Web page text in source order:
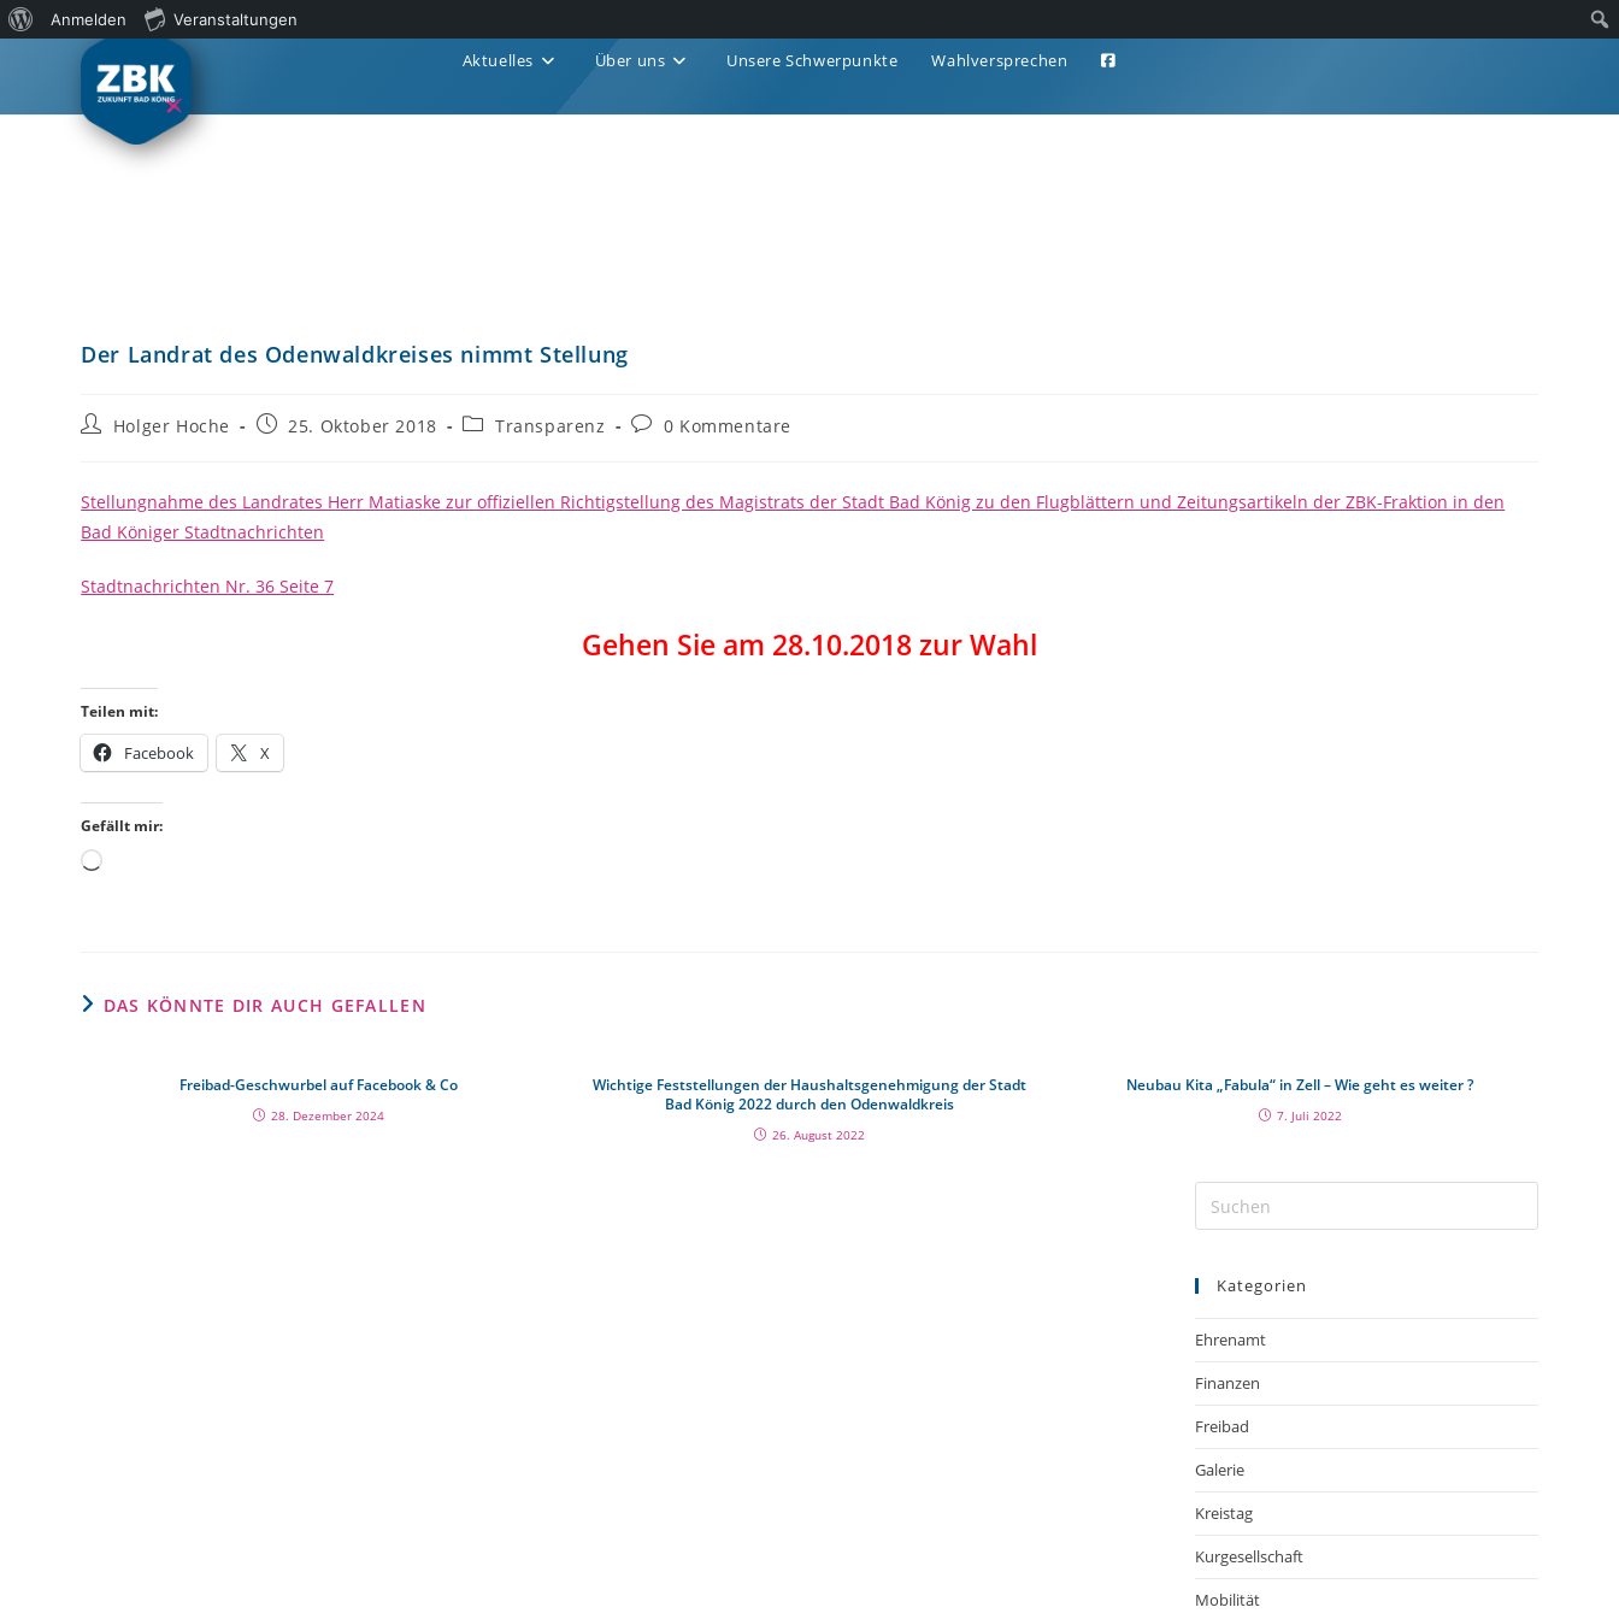
Anmelden Veranstaltungen
Aktuelles Über uns Unsere Schwerpunkte Wahlversprechen
Der Landrat des Odenwaldkreises nimmt Stellung
Holger Hoche 25. Oktober 2018 Transparenz 0 Kommentare
Stellungnahme des Landrates Herr Matiaske zur offiziellen Richtigstellung des Magistrats der Stadt Bad König zu den Flugblättern und Zeitungsartikeln der ZBK-Fraktion in den
Bad Königer Stadtnachrichten
Stadtnachrichten Nr. 36 Seite 7
Gehen Sie am 28.10.2018 zur Wahl
Teilen mit:
Facebook X
Gefällt mir:
DAS KÖNNTE DIR AUCH GEFALLEN
Freibad-Geschwurbel auf Facebook & Co
28. Dezember 2024
Wichtige Feststellungen der Haushaltsgenehmigung der Stadt
Bad König 2022 durch den Odenwaldkreis
26. August 2022
Neubau Kita „Fabula“ in Zell – Wie geht es weiter ?
7. Juli 2022
Kategorien
Ehrenamt
Finanzen
Freibad
Galerie
Kreistag
Kurgesellschaft
Mobilität